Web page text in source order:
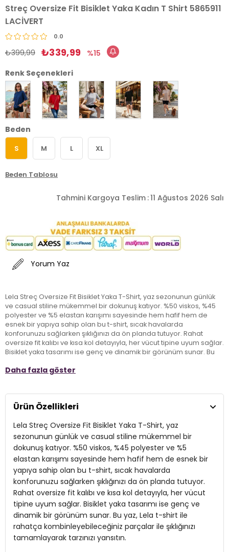
Streç Oversize Fit Bisiklet Yaka Kadın T Shirt 5865911
LACİVERT
0.0
₺399,99 ₺339,99
15
Renk Seçenekleri
Beden
S M L XL
Beden Tablosu
Tahmini Kargoya Teslim :11 Ağustos 2026 Salı
Yorum Yaz
Lela Streç Oversize Fit Bisiklet Yaka T-Shirt, yaz sezonunun günlük
ve casual stiline mükemmel bir dokunuş katıyor. %50 viskos, %45
polyester ve %5 elastan karışımı sayesinde hem hafif hem de
esnek bir yapıya sahip olan bu t-shirt, sıcak havalarda
konforunuzu sağlarken şıklığınızı da ön planda tutuyor. Rahat
oversize fit kalıbı ve kısa kol detayıyla, her vücut tipine uyum sağlar.
Bisiklet yaka tasarımı ise genç ve dinamik bir görünüm sunar. Bu
yaz, Lela t-shirt ile rahatça kombinleyebileceğiniz parçalar ile
şıklığınızı tamamlayarak tarzınızı yansıtın.
Model:
Mevsim: Yazlık
Materyal:% 50 Viskos % 45 Polyester % 5 Elastan
Yaka Tipi:Bisiklet Yaka
Kol Tipi: Kısa Kol
Kalınlık: İnce
Kalıp Bilgisi:Oversize Fit
Yetişkin
Daha fazla göster
Ürün Özellikleri
Lela Streç Oversize Fit Bisiklet Yaka T-Shirt, yaz
sezonunun günlük ve casual stiline mükemmel bir
dokunuş katıyor. %50 viskos, %45 polyester ve %5
elastan karışımı sayesinde hem hafif hem de esnek bir
yapıya sahip olan bu t-shirt, sıcak havalarda
konforunuzu sağlarken şıklığınızı da ön planda tutuyor.
Rahat oversize fit kalıbı ve kısa kol detayıyla, her vücut
tipine uyum sağlar. Bisiklet yaka tasarımı ise genç ve
dinamik bir görünüm sunar. Bu yaz, Lela t-shirt ile
rahatça kombinleyebileceğiniz parçalar ile şıklığınızı
tamamlayarak tarzınızı yansıtın.